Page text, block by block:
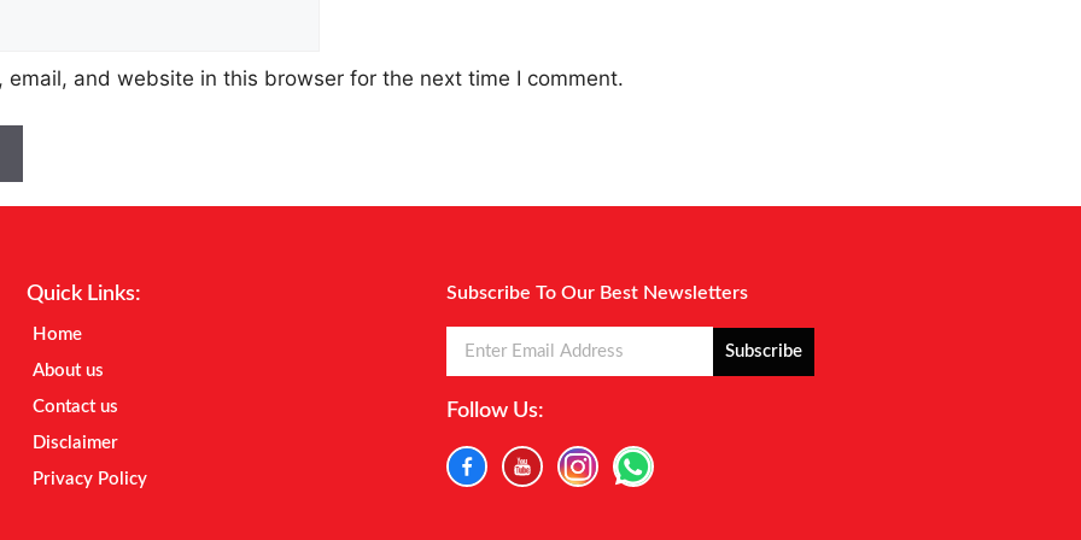
email, and website in this browser for the next time I comment.
Quick Links:
Home
About us
Contact us
Disclaimer
Privacy Policy
Subscribe To Our Best Newsletters
Subscribe
Follow Us: